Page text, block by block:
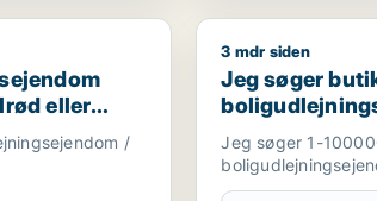
eller hotel til salg i Greve, Solrød
eller
/
Jeg søger butik,
3 mdr siden
Jeg søger
garage til salg
Jeg søger 1-